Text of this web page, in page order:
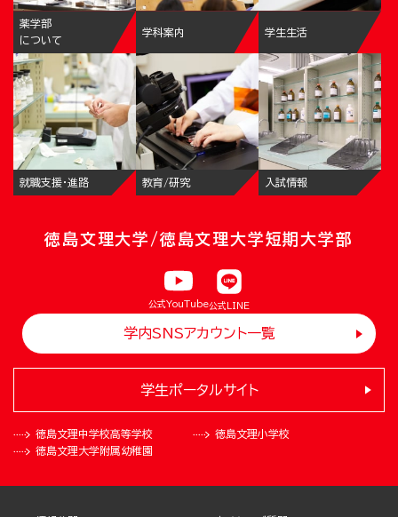
薬学部
について
学科案内 学生生活
就職支援・進路 教育/研究 入試情報
徳島文理大学/徳島文理大学短期大学部
公式YouTube公式LINE
学内SNSアカウント一覧
徳島文理中学校高等学校
徳島文理小学校
徳島文理大学附属幼稚園
学生ポータルサイト